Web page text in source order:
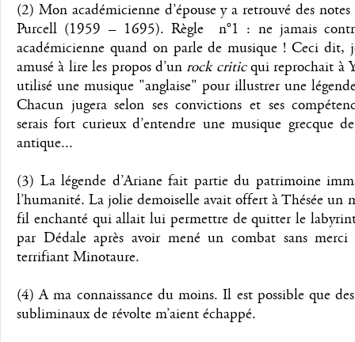
(2) Mon académicienne d’épouse y a retrouvé des
Purcell (1959 – 1695). Règle n°1 : ne jamais
académicienne quand on parle de musique ! Ceci dit,
amusé à lire les propos d’un rock criticqui reprochait à
utilisé une musique "anglaise" pour illustrer une
Chacun jugera selon ses convictions et ses
serais fort curieux d’entendre une musique grecque
antique...
(3) La légende d’Ariane fait partie du patrimoine
l’humanité. La jolie demoiselle avait offert à Thésée un
fil enchanté qui allait lui permettre de quitter le
par Dédale après avoir mené un combat sans
terrifiant Minotaure.
(4) A ma connaissance du moins. Il est possible que des
subliminaux de révolte m’aient échappé.